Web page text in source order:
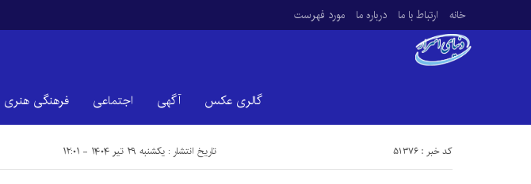
خانه ارتباط با ما درباره ما مورد فهرست
گالری عکس آگهی اجتماعی فرهنگی هنری
تاریخ انتشار : یکشنبه ۲۹ تیر ۱۴۰۴ - ۱۲:۰۱ کد خبر : 51376